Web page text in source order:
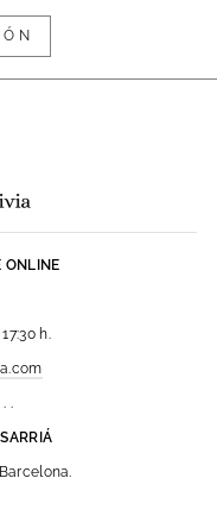
ONLINE
h.
. .